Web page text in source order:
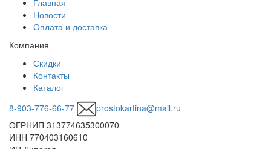
Новости
Оплата и доставка
Компания
Скидки
Контакты
Каталог
8-903-776-66-77
prostokartina@mail.ru
ОГРНИП 313774635300070
ИНН 770403160610